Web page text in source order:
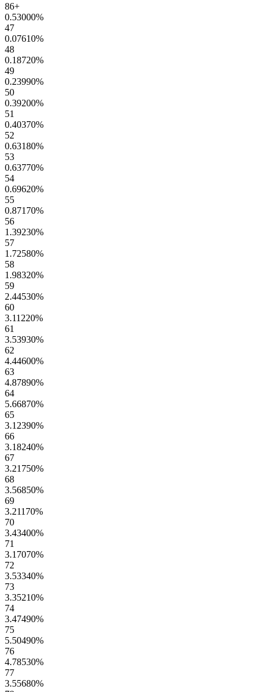
86+
0.53000%
47
0.07610%
48
0.18720%
49
0.23990%
50
0.39200%
51
0.40370%
52
0.63180%
53
0.63770%
54
0.69620%
55
0.87170%
56
1.39230%
57
1.72580%
58
1.98320%
59
2.44530%
60
3.11220%
61
3.53930%
62
4.44600%
63
4.87890%
64
5.66870%
65
3.12390%
66
3.18240%
67
3.21750%
68
3.56850%
69
3.21170%
70
3.43400%
71
3.17070%
72
3.53340%
73
3.35210%
74
3.47490%
75
5.50490%
76
4.78530%
77
3.55680%